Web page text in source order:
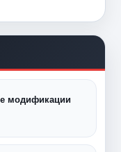
модификации